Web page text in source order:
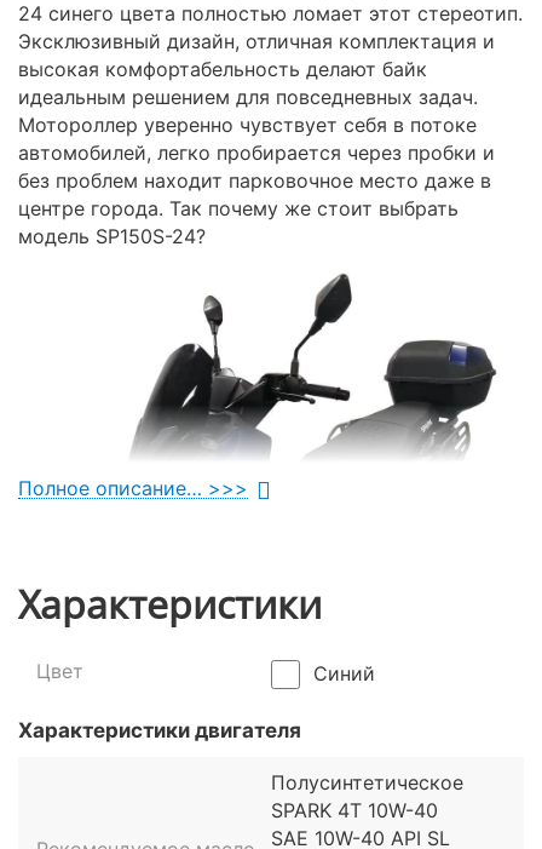
24 синего цвета полностью ломает этот стереотип.
Эксклюзивный дизайн, отличная комплектация и
высокая комфортабельность делают байк
идеальным решением для повседневных задач.
Мотороллер уверенно чувствует себя в потоке
автомобилей, легко пробирается через пробки и
без проблем находит парковочное место даже в
центре города. Так почему же стоит выбрать
модель SP150S-24?
Отличная динамика и простое
Полное описание… >>>
Характеристики
Цвет Синий
Характеристики двигателя
Полусинтетическое
SPARK 4T 10W-40
SAE 10W-40 API SL